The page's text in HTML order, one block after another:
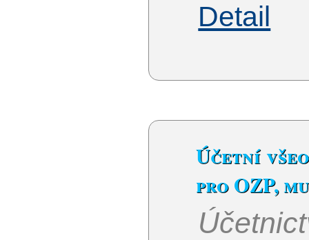
Detail
Účetní
pro OZP,